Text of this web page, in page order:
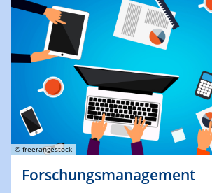
© freerangestock
Forschungsmanagement